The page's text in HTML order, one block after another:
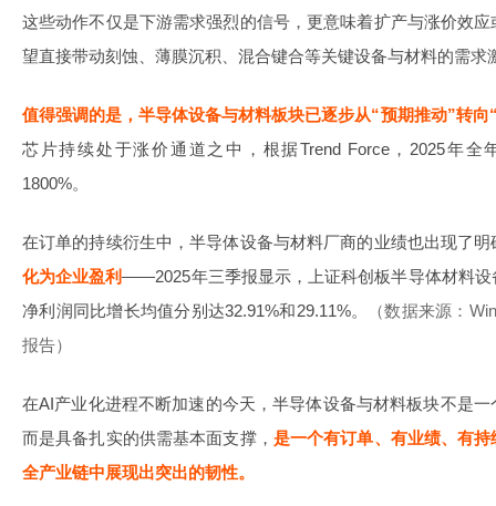
这些动作不仅是下游需求强烈的信号，更意味着扩产与涨价效
望直接带动刻蚀、薄膜沉积、混合键合等关键设备与材料的需求
值得强调的是，半导体设备与材料板块已逐步从“预期推动”转向
芯片持续处于涨价通道之中，根据Trend Force，2025年
1800%。
在订单的持续衍生中，半导体设备与材料厂商的业绩也出现了明
化为企业盈利——2025年三季报显示，上证科创板半导体材料设
净利润同比增长均值分别达32.91%和29.11%。
（数据来源：
报告）
在AI产业化进程不断加速的今天，半导体设备与材料板块不是
而是具备扎实的供需基本面支撑， 是一个有订单、有业绩、有
全产业链中展现出突出的韧性。